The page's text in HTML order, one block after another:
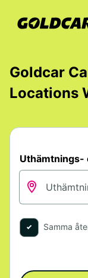
Goldcar
Locations
Uthämtnings-
Samma